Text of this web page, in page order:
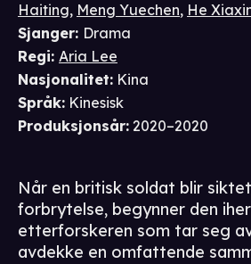
Haiting, Meng Yuechen, He
Sjanger: Drama
Regi: Aria Lee
Nasjonalitet: Kina
Språk: Kinesisk
Produksjonsår: 2020–2020
Når en britisk soldat blir
forbrytelse, begynner den
etterforskeren som tar seg
avdekke en omfattende